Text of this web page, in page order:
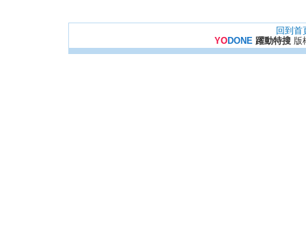
回到首
YODONE 躍動特搜版